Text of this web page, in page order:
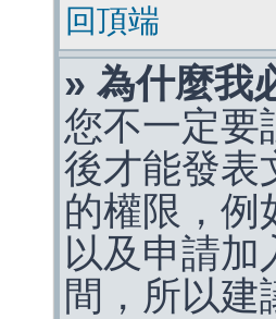
回頂端
» 為什麼我
您不一定要
後才能發表
的權限，例
以及申請加
間，所以建